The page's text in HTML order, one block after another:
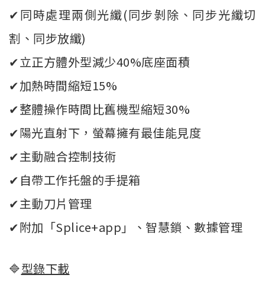
✔同時處理兩側光纖(同步剝除、同步光纖切
割、同步放纖)
✔立正方體外型減少40%底座面積
✔加熱時間縮短15%
✔整體操作時間比舊機型縮短30%
✔陽光直射下，螢幕擁有最佳能見度
✔主動融合控制技術
✔自帶工作托盤的手提箱
✔主動刀片管理
✔附加「Splice+app」、智慧鎖、數據管理
🔷型錄下載